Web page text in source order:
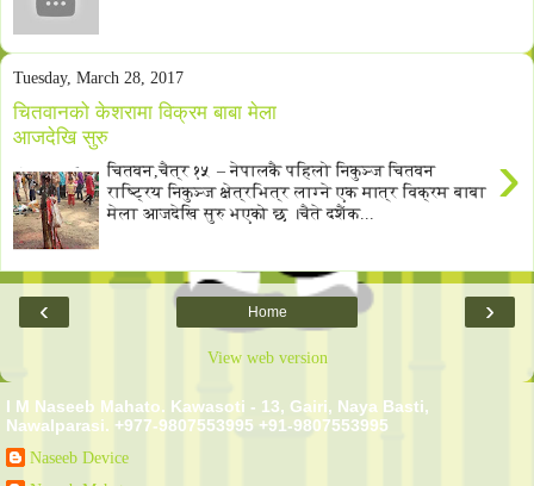
Tuesday, March 28, 2017
चितवानको केशरामा विक्रम बाबा मेला
आजदेखि सुरु
›
चितवन,चैत्र १५ – नेपालकै पहिलो निकुञ्ज चितवन
राष्ट्रिय निकुञ्ज क्षेत्रभित्र लाग्ने एक मात्र विक्रम बाबा
मेला आजदेखि सुरु भएको छ ।चैते दशैंक...
‹ ›
Home
View web version
I M Naseeb Mahato. Kawasoti - 13, Gairi, Naya Basti,
Nawalparasi. +977-9807553995 +91-9807553995
Naseeb Device